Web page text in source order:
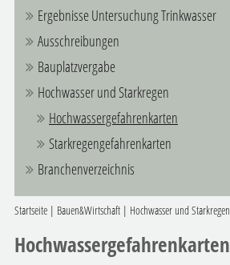
Ergebnisse Untersuchung Trinkwasser
Ausschreibungen
Bauplatzvergabe
Hochwasser und Starkregen
Hochwassergefahrenkarten
Starkregengefahrenkarten
Branchenverzeichnis
Startseite| Bauen&Wirtschaft| Hochwasser und Starkregen
Hochwassergefahrenkarten